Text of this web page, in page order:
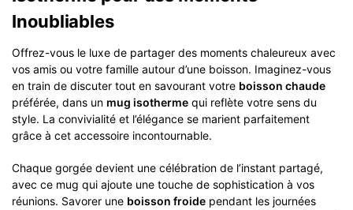
Inoubliables
Offrez-vous le luxe de partager des moments chaleureux avec
vos amis ou votre famille autour d’une boisson. Imaginez-vous
en train de discuter tout en savourant votre boisson chaude
préférée, dans un mug isotherme qui reflète votre sens du
style. La convivialité et l’élégance se marient parfaitement
grâce à cet accessoire incontournable.
Chaque gorgée devient une célébration de l’instant partagé,
avec ce mug qui ajoute une touche de sophistication à vos
réunions. Savorer une boisson froide pendant les journées